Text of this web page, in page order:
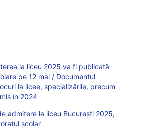
la liceu 2025 va fi publicată
pe 12 mai / Documentul
la licee, specializările, precum
în 2024
admitere la liceu București 2025,
școlar